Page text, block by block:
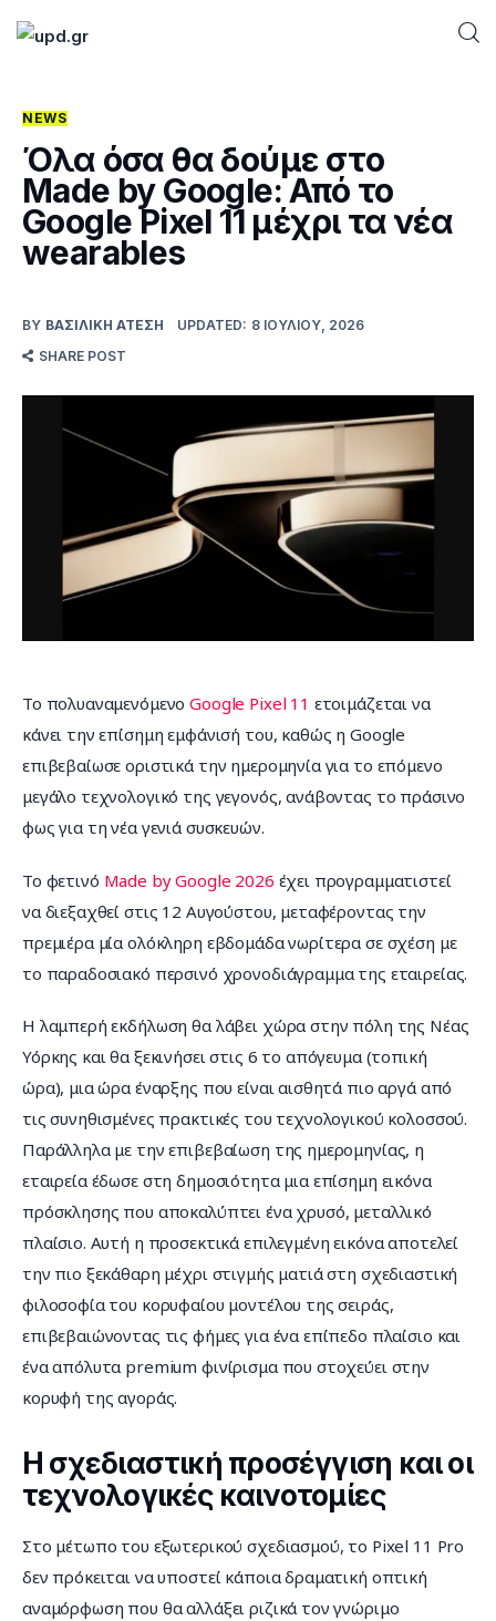
Home
News
Games
Futuring
Επικοινωνία
NEWS
Όλα όσα θα δούμε στο
Made by Google: Από το
Google Pixel 11 μέχρι τα νέα
wearables
BY ΒΑΣΙΛΙΚΉ ΑΤΈΣΗ UPDATED: 8 ΙΟΥΛΊΟΥ, 2026
SHARE POST
Το πολυαναμενόμενο Google Pixel 11 ετοιμάζεται να
κάνει την επίσημη εμφάνισή του, καθώς η Google
επιβεβαίωσε οριστικά την ημερομηνία για το επόμενο
μεγάλο τεχνολογικό της γεγονός, ανάβοντας το πράσινο
φως για τη νέα γενιά συσκευών.
Το φετινό Made by Google 2026 έχει προγραμματιστεί
να διεξαχθεί στις 12 Αυγούστου, μεταφέροντας την
πρεμιέρα μία ολόκληρη εβδομάδα νωρίτερα σε σχέση με
το παραδοσιακό περσινό χρονοδιάγραμμα της εταιρείας.
Η λαμπερή εκδήλωση θα λάβει χώρα στην πόλη της Νέας
Υόρκης και θα ξεκινήσει στις 6 το απόγευμα (τοπική
ώρα), μια ώρα έναρξης που είναι αισθητά πιο αργά από
τις συνηθισμένες πρακτικές του τεχνολογικού κολοσσού.
Παράλληλα με την επιβεβαίωση της ημερομηνίας, η
εταιρεία έδωσε στη δημοσιότητα μια επίσημη εικόνα
πρόσκλησης που αποκαλύπτει ένα χρυσό, μεταλλικό
πλαίσιο. Αυτή η προσεκτικά επιλεγμένη εικόνα αποτελεί
την πιο ξεκάθαρη μέχρι στιγμής ματιά στη σχεδιαστική
φιλοσοφία του κορυφαίου μοντέλου της σειράς,
επιβεβαιώνοντας τις φήμες για ένα επίπεδο πλαίσιο και
ένα απόλυτα premium φινίρισμα που στοχεύει στην
κορυφή της αγοράς.
Η σχεδιαστική προσέγγιση και οι
τεχνολογικές καινοτομίες
Στο μέτωπο του εξωτερικού σχεδιασμού, το Pixel 11 Pro
δεν πρόκειται να υποστεί κάποια δραματική οπτική
αναμόρφωση που θα αλλάξει ριζικά τον γνώριμο